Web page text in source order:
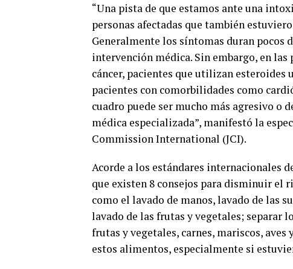
“Una pista de que estamos ante una
personas afectadas que también
Generalmente los síntomas duran pocos
intervención médica. Sin embargo, en
cáncer, pacientes que utilizan
pacientes con comorbilidades como
cuadro puede ser mucho más agresivo o
médica especializada”, manifestó la
Commission International (JCI).
Acorde a los estándares internacionales
que existen 8 consejos para disminuir el
como el lavado de manos, lavado de las
lavado de las frutas y vegetales; separar
frutas y vegetales, carnes, mariscos,
estos alimentos, especialmente si